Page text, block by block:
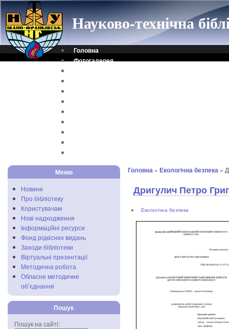
Науково-технічна
Головна
Фотогалерея
Меню
Новини
Про бібліотеку
Користувачам
Нові надходження
Інформаційні ресурси
Фонд рідкісних видань
Заходи бібліотеки
Віртуальні презентації
Методична робота
Обласне методичне
об’єднання
Пошук
Пошук на сайті:
Головна » Екологічна безпека »
Дригулич Петро
Екологічна безпека